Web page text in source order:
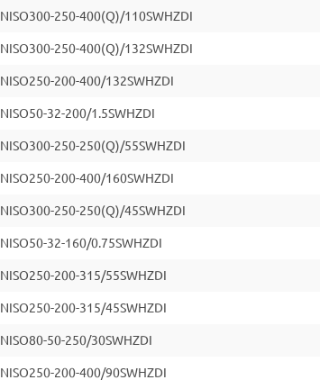
NISO300-250-400(Q)/110SWHZDI
NISO300-250-400(Q)/132SWHZDI
NISO250-200-400/132SWHZDI
NISO50-32-200/1.5SWHZDI
NISO300-250-250(Q)/55SWHZDI
NISO250-200-400/160SWHZDI
NISO300-250-250(Q)/45SWHZDI
NISO50-32-160/0.75SWHZDI
NISO250-200-315/55SWHZDI
NISO250-200-315/45SWHZDI
NISO80-50-250/30SWHZDI
NISO250-200-400/90SWHZDI